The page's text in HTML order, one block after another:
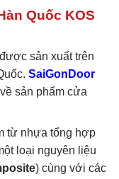
Quốc KOS
sản xuất trên
SaiGonDoor
sản phẩm cửa
từ nhựa tổng hợp
loại nguyên liệu
) cùng với các